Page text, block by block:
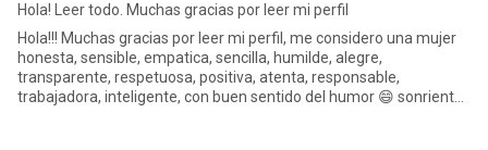
Hola! Leer todo. Muchas gracias por leer mi perfil
Hola!!! Muchas gracias por leer mi perfil, me considero una mujer
honesta, sensible, empatica, sencilla, humilde, alegre,
transparente, respetuosa, positiva, atenta, responsable,
trabajadora, inteligente, con buen sentido del humor 😄 sonriente,